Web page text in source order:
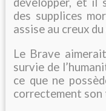
des supplices
assise au creux
Le Brave
survie de
ce que ne
correctement